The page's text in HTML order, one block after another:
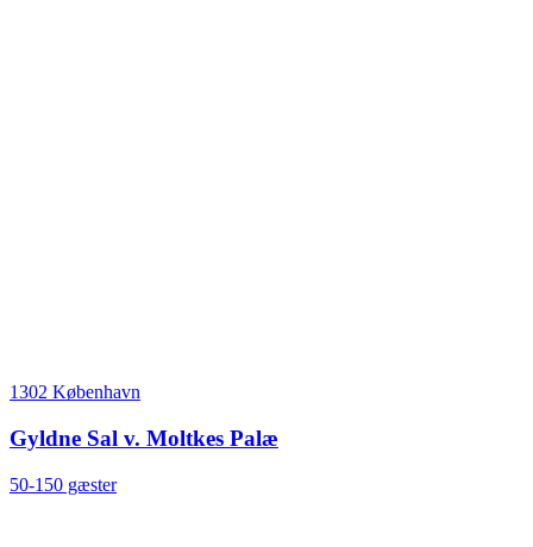
1302 København
Gyldne Sal v. Moltkes Palæ
50-150 gæster